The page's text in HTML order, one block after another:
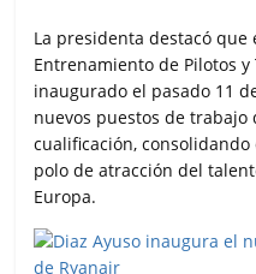
La presidenta destacó que
Entrenamiento de Pilotos
inaugurado el pasado 11
nuevos puestos de trabajo
cualificación,
polo de atracción del
Europa.